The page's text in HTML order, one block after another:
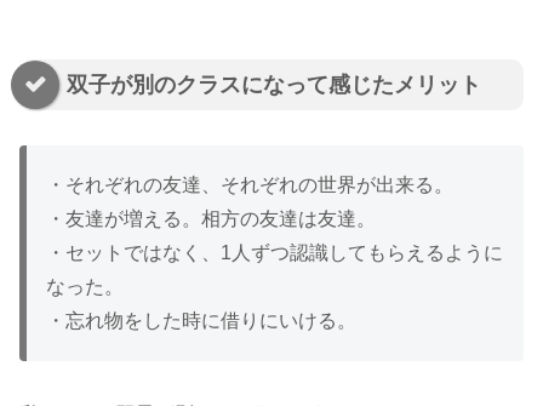
双子が別のクラスになって感じたメリット
・それぞれの友達、それぞれの世界が出来る。
・友達が増える。相方の友達は友達。
・セットではなく、1人ずつ認識してもらえるように
なった。
・忘れ物をした時に借りにいける。